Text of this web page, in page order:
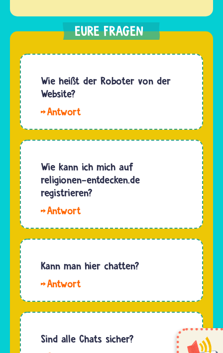
Wie heißt der Roboter von der
Website?
Roboter
Auxie.
Der Name
kommt
von dem
lateinischen
Verb
„auxiliare“,
„helfen“.
Denn
Wie kann ich mich auf
religionen-entdecken.de
registrieren?
Auf
entdecken.de
kein
Login für
User. Im
Auf
Kann man hier chatten?
Auf
entdecken.de
Sind alle Chats sicher?